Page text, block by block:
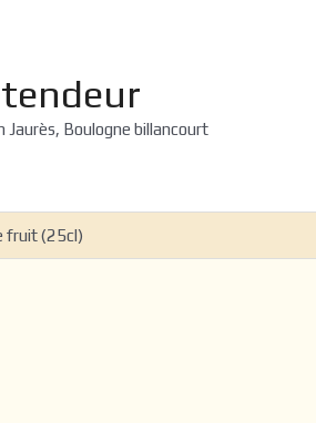
Jaurès, Boulogne billancourt
fruit (25cl)